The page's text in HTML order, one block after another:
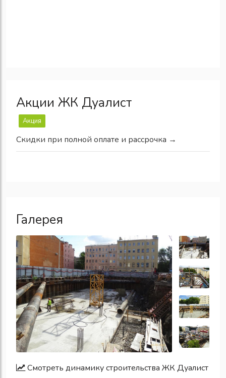
Акции ЖК Дуалист
Акция
Скидки при полной оплате и рассрочка →
Галерея
Смотреть динамику строительства ЖК Дуалист